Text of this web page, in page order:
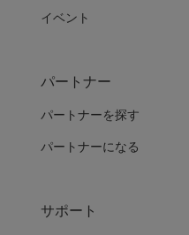
イベント
パートナー
パートナーを探す
パートナーになる
サポート